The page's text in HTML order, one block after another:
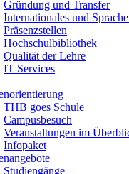
Gründung und Transfer
Internationales und
Präsenzstellen
Hochschulbibliothek
Qualität der Lehre
IT Services
THB goes Schule
Campusbesuch
Veranstaltungen im
Infopaket
Studiengänge